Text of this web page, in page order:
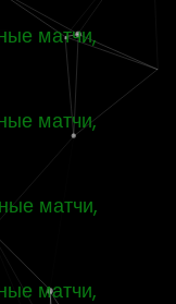
матчи,
матчи,
матчи,
матчи,